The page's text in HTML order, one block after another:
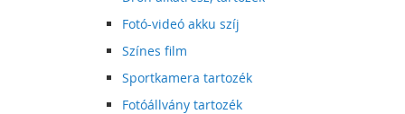
Fotó-videó akku szíj
Színes film
Sportkamera tartozék
Fotóállvány tartozék